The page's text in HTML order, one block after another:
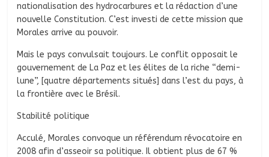
nationalisation des hydrocarbures et la rédaction d’une
nouvelle Constitution. C’est investi de cette mission que
Morales arrive au pouvoir.
Mais le pays convulsait toujours. Le conflit opposait le
gouvernement de La Paz et les élites de la riche “demi-
lune”, [quatre départements situés] dans l’est du pays, à
la frontière avec le Brésil.
Stabilité politique
Acculé, Morales convoque un référendum révocatoire en
2008 afin d’asseoir sa politique. Il obtient plus de 67 %